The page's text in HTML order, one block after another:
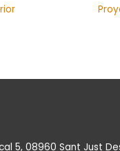
5, 08960 Sant Just